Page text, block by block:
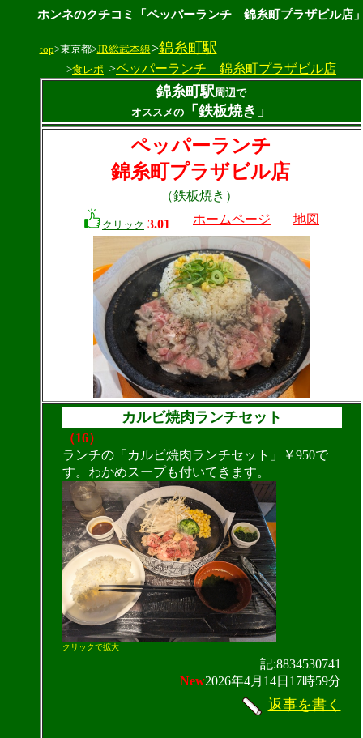
ホンネのクチコミ「ペッパーランチ 錦糸町プラザビル店
top>東京都>JR総武本線>錦糸町駅
>食レポ >ペッパーランチ 錦糸町プラザビル店
錦糸町駅周辺で
オススメの
「鉄板焼き」
ペッパーランチ
錦糸町プラザビル店
（鉄板焼き）
クリック 3.01 ホームページ 地図
カルビ焼肉ランチセット
（16）
ランチの「カルビ焼肉ランチセット」￥950で
す。わかめスープも付いてきます。
クリックで拡大
記:8834530741
New2026年4月14日17時59分
返事を書く